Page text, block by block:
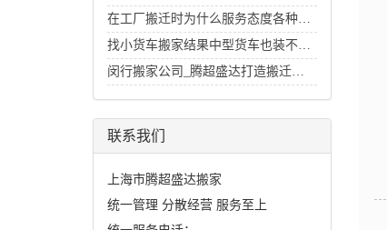
在工厂搬迁时为什么服务态度各种各样
找小货车搬家结果中型货车也装不下的经历
闵行搬家公司_腾超盛达打造搬迁行业里的招牌
联系我们
上海市腾超盛达搬家
统一管理 分散经营 服务至上